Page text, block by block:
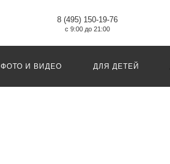
8 (495) 150-19-76
с 9:00 до 21:00
ФОТО И ВИДЕО ДЛЯ ДЕТЕЙ